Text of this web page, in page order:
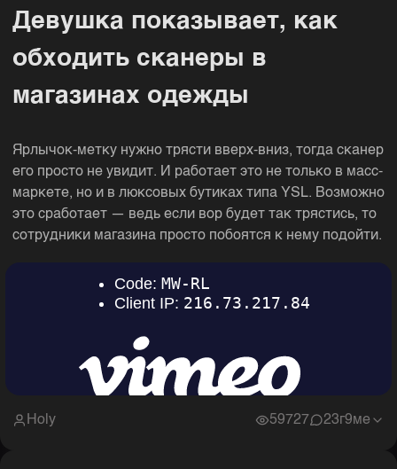
Девушка показывает, как
обходить сканеры в
магазинах одежды
Ярлычок-метку нужно трясти вверх-вниз, тогда сканер
его просто не увидит. И работает это не только в масс-
маркете, но и в люксовых бутиках типа YSL. Возможно
это сработает — ведь если вор будет так трястись, то
сотрудники магазина просто побоятся к нему подойти.
Holy 59727 23г9ме